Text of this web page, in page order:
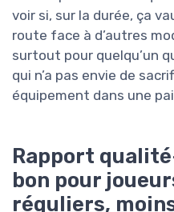
voir si, sur la durée, ça
route face à d’autres
surtout pour quelqu’un
qui n’a pas envie de
équipement dans une
Rapport
bon pour
réguliers,